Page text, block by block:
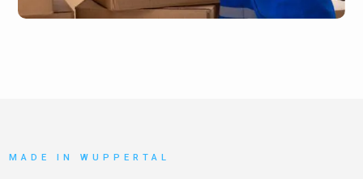
MADE IN WUPPERTAL